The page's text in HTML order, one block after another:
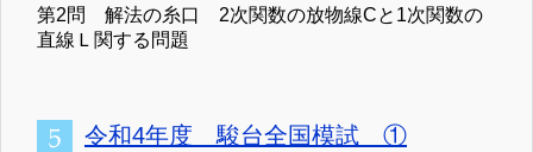
第2問 解法の糸口 2次関数の放物線Cと1次関数の
直線Ｌ関する問題
令和4年度 駿台全国模試 ①